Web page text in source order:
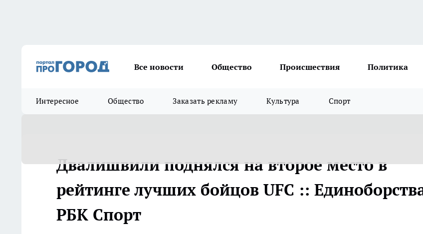
Все новости Общество Происшествия Политика
Интересное Общество Заказать рекламу Культура Спорт
Двалишвили поднялся на второе место в
рейтинге лучших бойцов UFC ::
РБК Спорт